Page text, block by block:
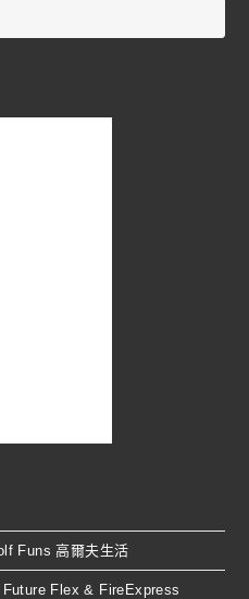
Funs 高爾夫生活
Flex & FireExpress